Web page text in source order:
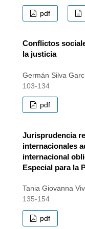
pdf
Conflictos
la justicia
Germán Silva
103-134
pdf
Jurisprudencia
internacionales
internacional
Especial para la
Tania Giovanna
135-154
pdf